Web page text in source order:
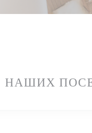
НАШИХ